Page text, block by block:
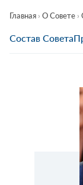
Главная › О Совете ›
Состав Совета